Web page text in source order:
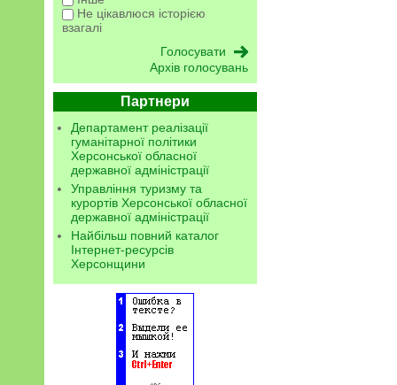
Не цікавлюся історією
взагалі
Архів голосувань
Партнери
Департамент реалізації
гуманітарної політики
Херсонської обласної
державної адміністрації
Управління туризму та
курортів Херсонської обласної
державної адміністрації
Найбільш повний каталог
Інтернет-ресурсів
Херсонщини